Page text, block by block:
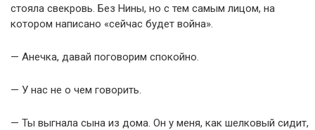
стояла свекровь. Без Нины, но с тем самым лицом, на
котором написано «сейчас будет война».
— Анечка, давай поговорим спокойно.
— У нас не о чем говорить.
— Ты выгнала сына из дома. Он у меня, как шелковый сидит,